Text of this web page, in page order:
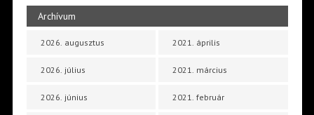
Archívum
2026. augusztus
2026. július
2026. június
2021. április
2021. március
2021. február